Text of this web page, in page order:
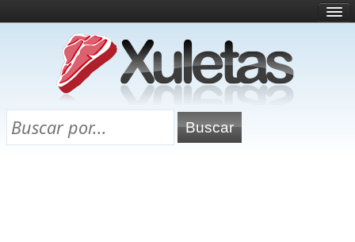
¿Qué es esto?
Directorio
Chuletas para exámenes